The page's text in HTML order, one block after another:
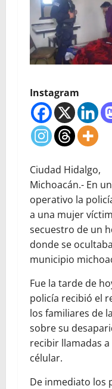
Instagram
Ciudad Hidalgo,
Michoacán.- En un
operativo la
a una mujer
secuestro de un
donde se
municipio
Fue la tarde de
policía recibió el
los familiares de
sobre su
recibir llamadas a
célular.
De inmediato los